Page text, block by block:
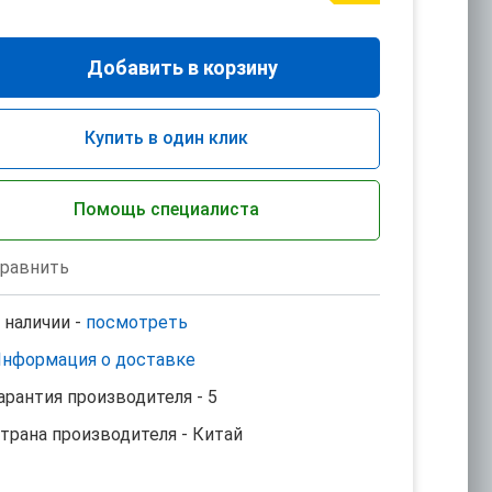
Добавить в корзину
Купить в один клик
Помощь специалиста
наличии - посмотреть
о доставке
производителя - 5
производителя - Китай